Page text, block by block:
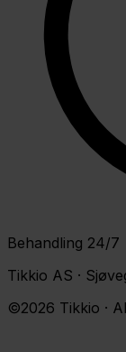
Behandling 24/7
Tikkio AS ·
©2026 Tikkio ·